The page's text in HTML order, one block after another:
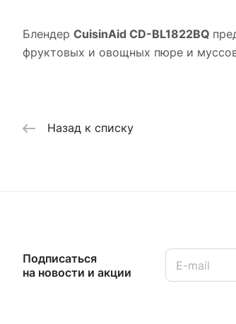
Блендер CuisinAid CD-BL1822BQ
фруктовых и овощных пюре и
Назад к списку
Подписаться
на новости и акции